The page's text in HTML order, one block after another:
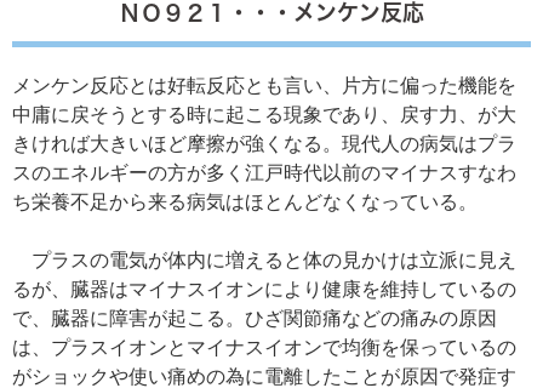
ＮＯ９２１・・・メンケン反応
メンケン反応とは好転反応とも言い、片方に偏った機能を
中庸に戻そうとする時に起こる現象であり、戻す力、が大
きければ大きいほど摩擦が強くなる。現代人の病気はプラ
スのエネルギーの方が多く江戸時代以前のマイナスすなわ
ち栄養不足から来る病気はほとんどなくなっている。
プラスの電気が体内に増えると体の見かけは立派に見え
るが、臓器はマイナスイオンにより健康を維持しているの
で、臓器に障害が起こる。ひざ関節痛などの痛みの原因
は、プラスイオンとマイナスイオンで均衡を保っているの
がショックや使い痛めの為に電離したことが原因で発症す